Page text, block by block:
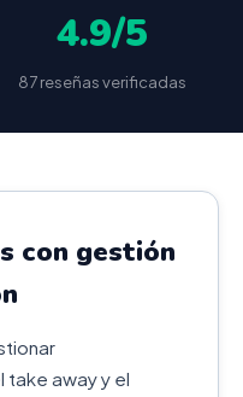
4.9/5
87 reseñas verificadas
con gestión
take away y el